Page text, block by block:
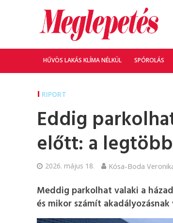
HŰVÖS LAKÁS KLÍMA NÉLKÜL SPÓROLÁS
RIPORT
Eddig
előtt: a
2026. május 18. Kósa-Boda
Meddig parkolhat valaki a
és mikor számít